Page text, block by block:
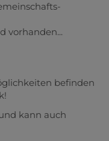
vorhanden...
befinden
kann auch